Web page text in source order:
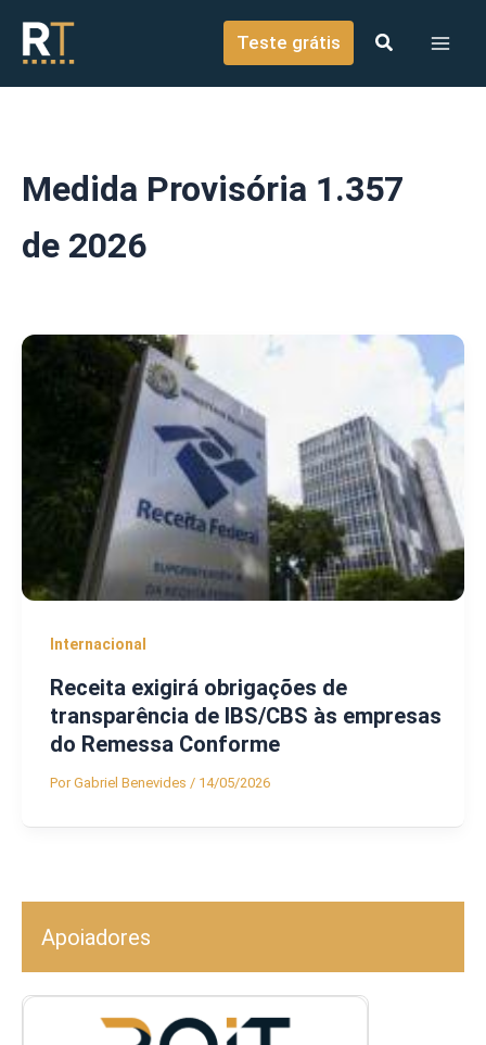
conteúdo
Teste grátis
Medida Provisória 1.357
de 2026
Internacional
Receita exigirá obrigações de
transparência de IBS/CBS às empresas
do Remessa Conforme
PorGabriel Benevides / 14/05/2026
Apoiadores